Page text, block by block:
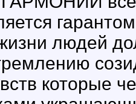
людей
которые